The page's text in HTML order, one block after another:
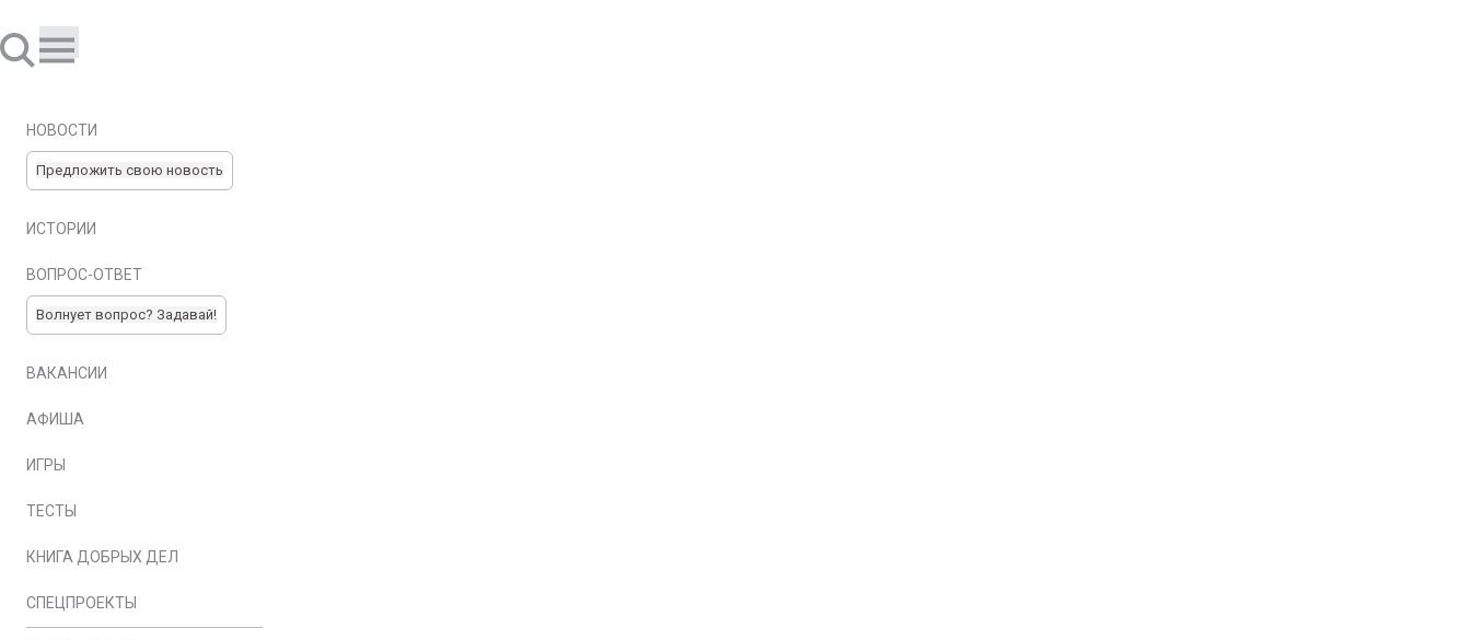
НОВОСТИ
Предложить свою новость
ИСТОРИИ
ВОПРОС-ОТВЕТ
Волнует вопрос? Задавай!
ВАКАНСИИ
АФИША
ИГРЫ
ТЕСТЫ
КНИГА ДОБРЫХ ДЕЛ
СПЕЦПРОЕКТЫ